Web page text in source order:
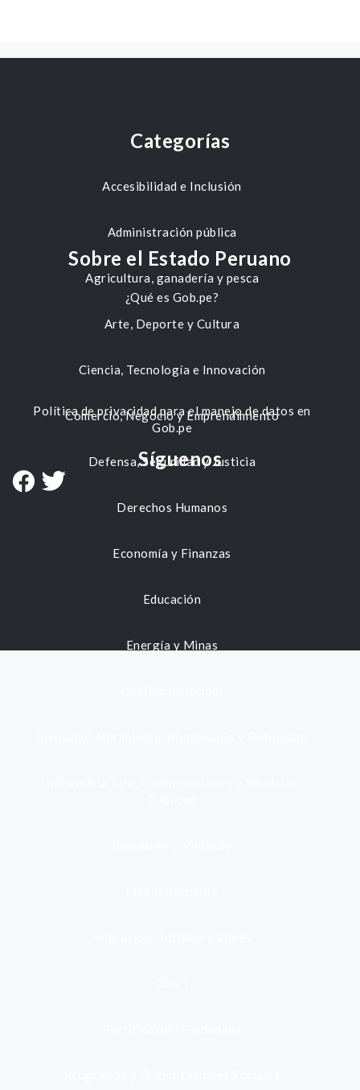
Categorías
Accesibilidad e Inclusión
Administración pública
Agricultura, ganadería y pesca
Arte, Deporte y Cultura
Ciencia, Tecnología e Innovación
Comercio, Negocio y Emprendimiento
Defensa, Seguridad y Justicia
Derechos Humanos
Economía y Finanzas
Educación
Energía y Minas
Sobre el Estado Peruano
¿Qué es Gob.pe?
Política de privacidad para el manejo de datos en
Gob.pe
Síguenos